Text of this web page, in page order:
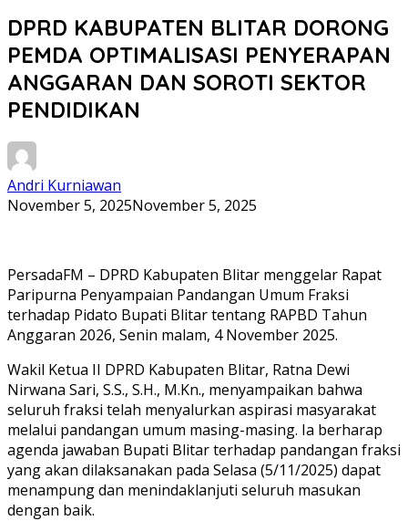
DPRD KABUPATEN BLITAR DORONG
PEMDA OPTIMALISASI PENYERAPAN
ANGGARAN DAN SOROTI SEKTOR
PENDIDIKAN
Andri Kurniawan
November 5, 2025November 5, 2025
PersadaFM – DPRD Kabupaten Blitar menggelar Rapat
Paripurna Penyampaian Pandangan Umum Fraksi
terhadap Pidato Bupati Blitar tentang RAPBD Tahun
Anggaran 2026, Senin malam, 4 November 2025.
Wakil Ketua II DPRD Kabupaten Blitar, Ratna Dewi
Nirwana Sari, S.S., S.H., M.Kn., menyampaikan bahwa
seluruh fraksi telah menyalurkan aspirasi masyarakat
melalui pandangan umum masing-masing. Ia berharap
agenda jawaban Bupati Blitar terhadap pandangan fraksi
yang akan dilaksanakan pada Selasa (5/11/2025) dapat
menampung dan menindaklanjuti seluruh masukan
dengan baik.